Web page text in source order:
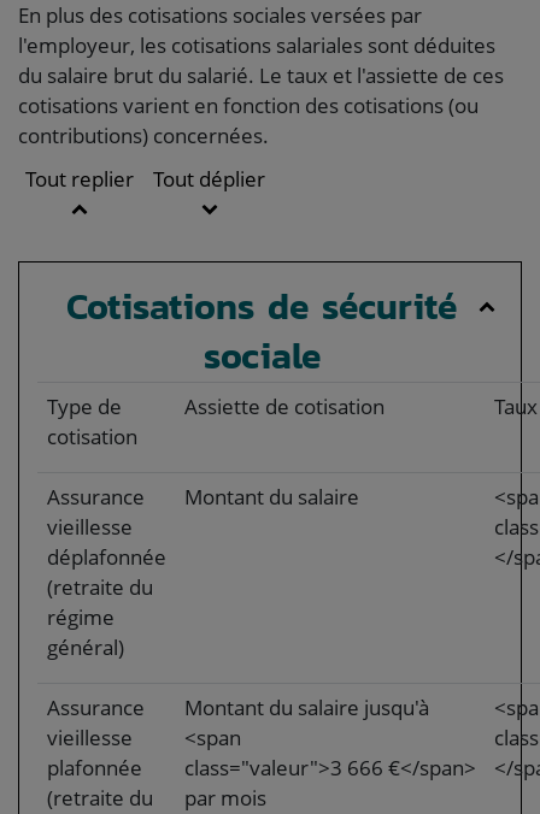
En plus des cotisations sociales versées par
l'employeur, les cotisations salariales sont déduites
du salaire brut du salarié. Le taux et l'assiette de ces
cotisations varient en fonction des cotisations (ou
contributions) concernées.
Tout replier
Tout déplier
Cotisations de sécurité
sociale
Type de
cotisation
Assiette de cotisation Taux
Assurance
vieillesse
déplafonnée
(retraite du
régime
général)
Montant du salaire
</
Assurance
vieillesse
plafonnée
(retraite du
Montant du salaire jusqu'à
<span
class="valeur">3 666 €</span>
par mois
</